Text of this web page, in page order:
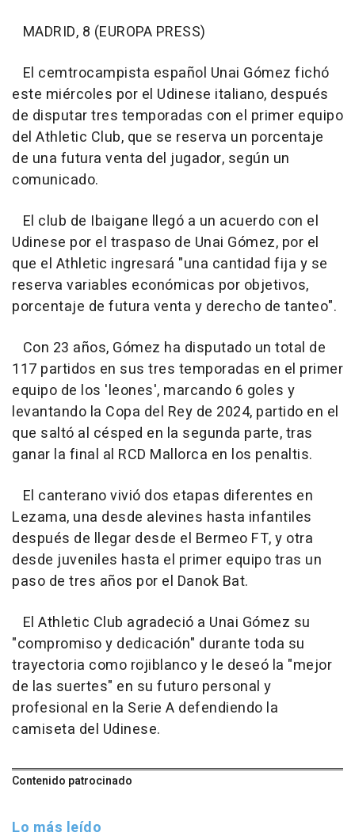
MADRID, 8 (EUROPA PRESS)
El cemtrocampista español Unai Gómez fichó
este miércoles por el Udinese italiano, después
de disputar tres temporadas con el primer equipo
del Athletic Club, que se reserva un porcentaje
de una futura venta del jugador, según un
comunicado.
El club de Ibaigane llegó a un acuerdo con el
Udinese por el traspaso de Unai Gómez, por el
que el Athletic ingresará "una cantidad fija y se
reserva variables económicas por objetivos,
porcentaje de futura venta y derecho de tanteo".
Con 23 años, Gómez ha disputado un total de
117 partidos en sus tres temporadas en el primer
equipo de los 'leones', marcando 6 goles y
levantando la Copa del Rey de 2024, partido en el
que saltó al césped en la segunda parte, tras
ganar la final al RCD Mallorca en los penaltis.
El canterano vivió dos etapas diferentes en
Lezama, una desde alevines hasta infantiles
después de llegar desde el Bermeo FT, y otra
desde juveniles hasta el primer equipo tras un
paso de tres años por el Danok Bat.
El Athletic Club agradeció a Unai Gómez su
"compromiso y dedicación" durante toda su
trayectoria como rojiblanco y le deseó la "mejor
de las suertes" en su futuro personal y
profesional en la Serie A defendiendo la
camiseta del Udinese.
Contenido patrocinado
Lo más leído